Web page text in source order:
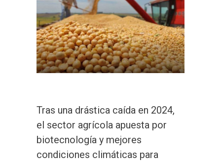
Tras una drástica caída en 2024,
el sector agrícola apuesta por
biotecnología y mejores
condiciones climáticas para